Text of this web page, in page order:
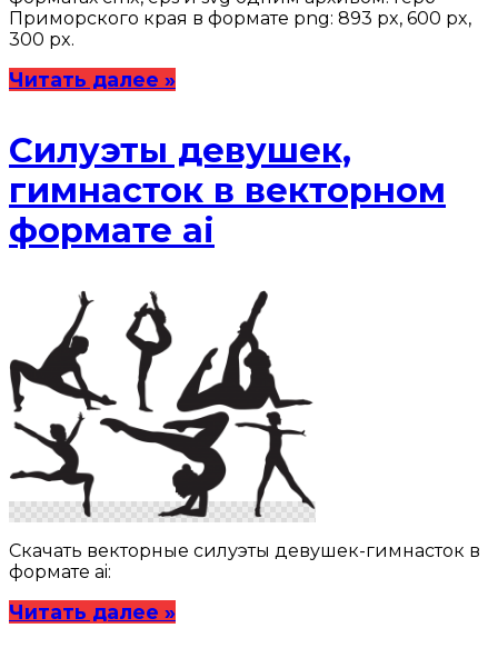
Приморского края в формате png: 893 px, 600 px,
300 px.
Читать далее »
Силуэты девушек,
гимнасток в векторном
формате ai
Скачать векторные силуэты девушек-гимнасток в
формате ai:
Читать далее »